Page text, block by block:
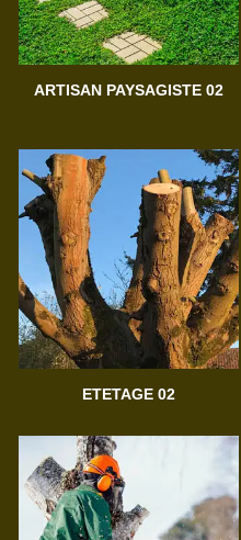
ARTISAN PAYSAGISTE 02
ETETAGE 02